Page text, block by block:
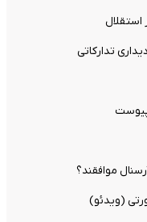
تدارکاتی
پیوست
موافقند؟
(ویدئو)